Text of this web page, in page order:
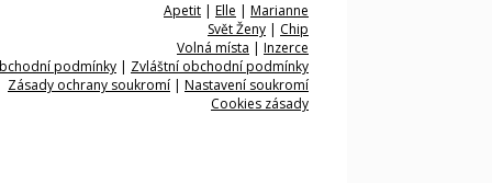
Apetit | Elle | Marianne
Svět Ženy | Chip
Volná místa | Inzerce
podmínky | Zvláštní obchodní podmínky
Zásady ochrany soukromí | Nastavení soukromí
Cookies zásady